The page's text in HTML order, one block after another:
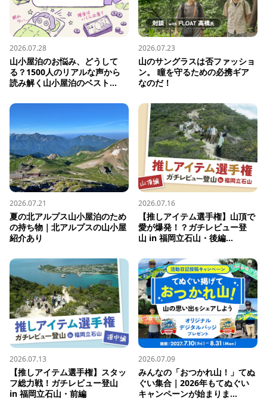
2026.07.28
山小屋泊のお悩み、どうして
る？1500人のリアルな声から
読み解く山小屋泊のベスト...
2026.07.23
山のサングラスは否ファッショ
ン。 瞳を守るための必携ギア
なのだ！
2026.07.21
夏の北アルプス山小屋泊のため
の持ち物｜北アルプスの山小屋
紹介あり
2026.07.16
【推しアイテム選手権】山頂で
愛が爆発！？ガチレビュー登
山 in 福岡立石山・後編...
2026.07.13
【推しアイテム選手権】スタッ
フ総力戦！ガチレビュー登山
in 福岡立石山・前編
2026.07.09
みんなの「おつかれ山！」てぬ
ぐい集合｜2026年もてぬぐい
キャンペーンが始まりま...